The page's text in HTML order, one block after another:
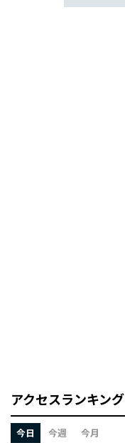
アクセスランキング
今日 今週 今月